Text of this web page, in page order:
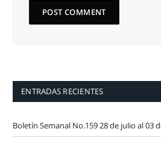
ENTRADAS RECIENTES
Boletín Semanal No.159 28 de julio al 03